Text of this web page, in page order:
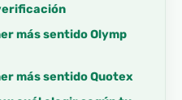
más sentido Olymp
más sentido Quotex